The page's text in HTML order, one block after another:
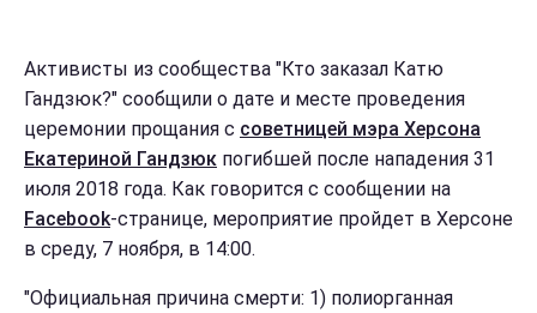
Активисты из сообщества "Кто заказал Катю
Гандзюк?" сообщили о дате и месте проведения
церемонии прощания с советницей мэра Херсона
Екатериной Гандзюк погибшей после нападения 31
июля 2018 года. Как говорится с сообщении на
Facebook-странице, мероприятие пройдет в Херсоне
в среду, 7 ноября, в 14:00.
"Официальная причина смерти: 1) полиорганная